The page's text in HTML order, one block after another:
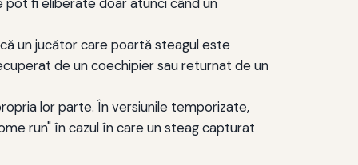
un jucător care poartă steagul este
de un coechipier sau returnat de un
lor parte. În versiunile temporizate,
run" în cazul în care un steag capturat